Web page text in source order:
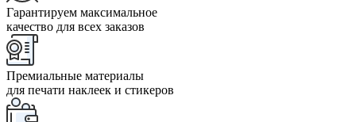
Гарантируем максимальное
качество для всех заказов
Премиальные материалы
для печати наклеек и стикеров